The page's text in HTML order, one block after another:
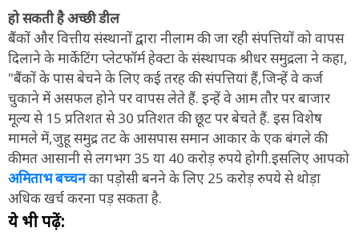
हो सकती है अच्छी डील
बैंकों और वित्तीय संस्थानों द्वारा नीलाम की जा रही संपत्तियों को वापस
दिलाने के मार्केटिंग प्लेटफॉर्म हेक्टा के संस्थापक श्रीधर समुद्रला ने कहा,
"बैंकों के पास बेचने के लिए कई तरह की संपत्तियां हैं,जिन्हें वे कर्ज
चुकाने में असफल होने पर वापस लेते हैं. इन्हें वे आम तौर पर बाजार
मूल्य से 15 प्रतिशत से 30 प्रतिशत की छूट पर बेचते हैं. इस विशेष
मामले में,जुहू समुद्र तट के आसपास समान आकार के एक बंगले की
कीमत आसानी से लगभग 35 या 40 करोड़ रुपये होगी.इसलिए आपको
अमिताभ बच्चनका पड़ोसी बनने के लिए 25 करोड़ रुपये से थोड़ा
अधिक खर्च करना पड़ सकता है.
ये भी पढ़ें: